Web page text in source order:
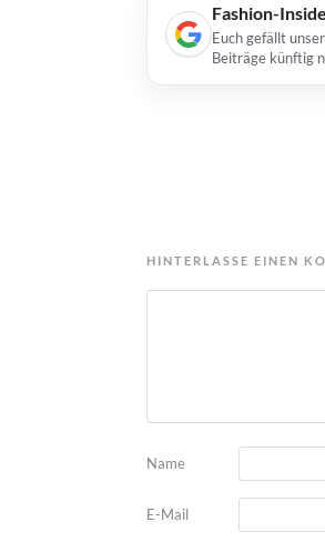
Fashion-
Euch gefällt
Beiträge künftig
HINTERLASSE EINEN
Name
E-Mail